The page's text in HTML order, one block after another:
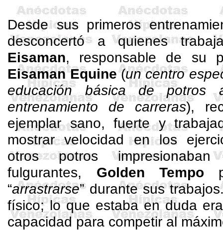
Desde sus primeros
desconcertó a quienes
Eisaman, responsable de su
Eisaman Equine(un centro
educación básica de potros
entrenamiento de carreras),
ejemplar sano, fuerte y
mostrar velocidad en los
otros potros impresionaban
fulgurantes, Golden Tempo
“arrastrarse” durante sus
físico; lo que estaba en duda
capacidad para competir al